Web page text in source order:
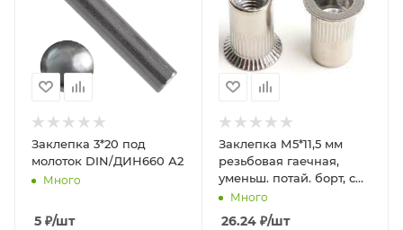
Заклепка 3*20 под
молоток DIN/ДИН660 А2
Много
5 ₽/шт
Заклепка М5*11,5 мм
резьбовая гаечная,
уменьш. потай. борт, с
насечкой А2
Много
26.24₽/шт